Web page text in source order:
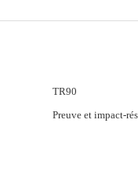
TR90
Preuve et impact-